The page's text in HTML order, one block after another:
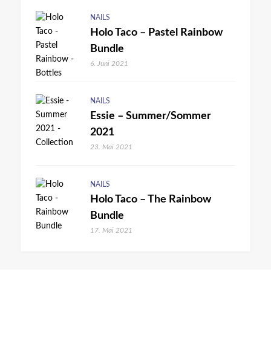
NAILS
Holo Taco – Pastel Rainbow
Bundle
6. Juni 2021
NAILS
Essie – Summer/Sommer
2021
23. Mai 2021
NAILS
Holo Taco – The Rainbow
Bundle
17. Mai 2021